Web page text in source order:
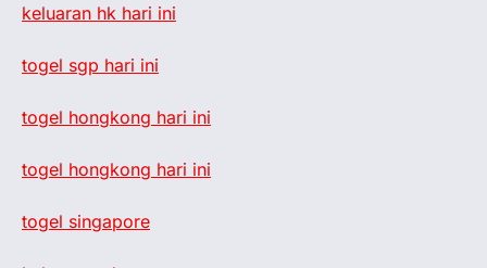
keluaran hk hari ini
togel sgp hari ini
togel hongkong hari ini
togel hongkong hari ini
togel singapore